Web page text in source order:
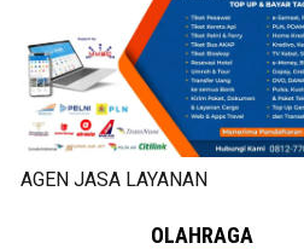
AGEN JASA LAYANAN
OLAHRAGA